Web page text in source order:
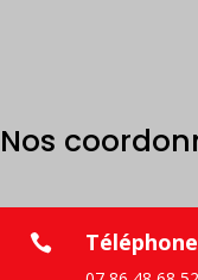
Nos
 Téléphone